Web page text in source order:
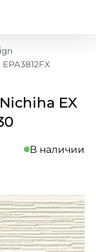
EX
В наличии